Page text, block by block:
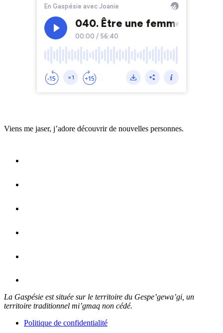
Viens me jaser, j’adore découvrir de nouvelles personnes.
La Gaspésie est située sur le territoire du Gespe’gewa’gi, un
territoire traditionnel mi’gmaq non cédé.
Politique de confidentialité